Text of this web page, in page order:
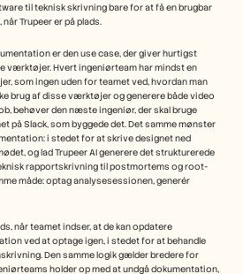
til teknisk skrivning bare for at få en brugbar
Trupeer er på plads.
er den use case, der giver hurtigst
værktøjer. Hvert ingeniørteam har mindst en
som ingen uden for teamet ved, hvordan man
brug af disse værktøjer og generere både video
behøver den næste ingeniør, der skal bruge
på Slack, som byggede det. Det samme mønster
i stedet for at skrive designet ned
og lad Trupeer AI generere det strukturerede
rapportskrivning til postmortems og root-
måde: optag analysesessionen, generér
når teamet indser, at de kan opdatere
ved at optage igen, i stedet for at behandle
Den samme logik gælder bredere for
holder op med at undgå dokumentation,